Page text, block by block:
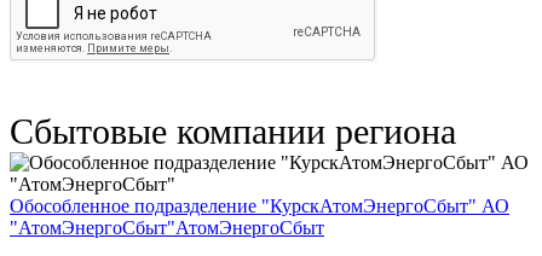
Сбытовые компании региона
Обособленное подразделение "КурскАтомЭнергоСбыт" АО
"АтомЭнергоСбыт"АтомЭнергоСбыт